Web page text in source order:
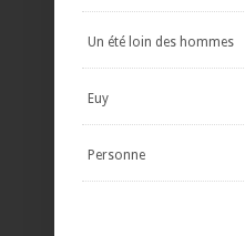
Un été loin des hommes
Euy
Personne